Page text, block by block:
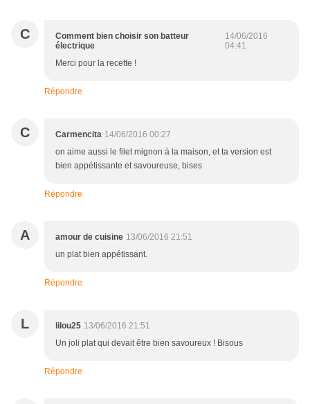
C
Comment bien choisir son batteur
électrique
14/06/2016
04:41
Merci pour la recette !
Répondre
C Carmencita 14/06/2016 00:27
on aime aussi le filet mignon à la maison, et ta version est
bien appétissante et savoureuse, bises
Répondre
A amour de cuisine 13/06/2016 21:51
un plat bien appétissant.
Répondre
L lilou25 13/06/2016 21:51
Un joli plat qui devait être bien savoureux ! Bisous
Répondre